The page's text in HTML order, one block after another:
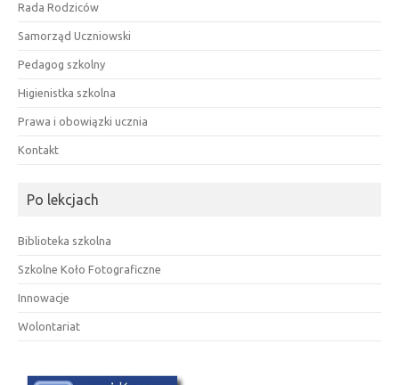
Rada Rodziców
Samorząd Uczniowski
Pedagog szkolny
Higienistka szkolna
Prawa i obowiązki ucznia
Kontakt
Po lekcjach
Biblioteka szkolna
Szkolne Koło Fotograficzne
Innowacje
Wolontariat